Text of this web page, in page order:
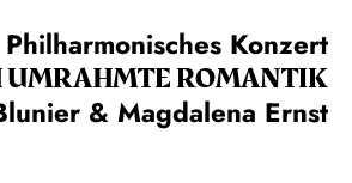
Konzert
UMRAHMTE ROMANTIK
& Magdalena Ernst